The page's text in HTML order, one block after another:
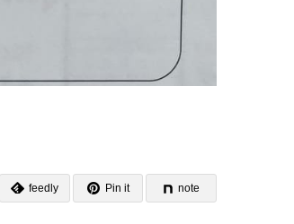
feedly Pin it note